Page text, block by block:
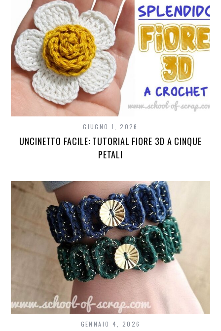
GIUGNO 1, 2026
UNCINETTO FACILE: TUTORIAL FIORE 3D A CINQUE
PETALI
GENNAIO 4, 2026